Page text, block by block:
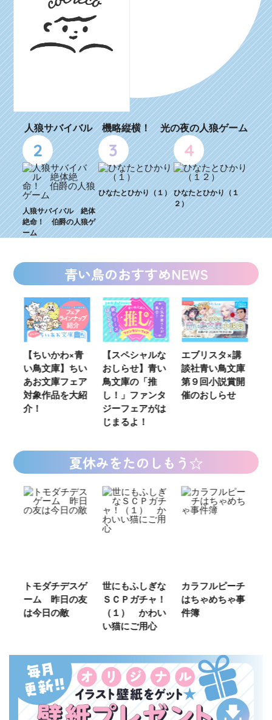
人狼サバイバル 機略縦横！ 光の夜の人狼ゲーム
2
人狼サバイバル 絶体
絶命！ 伯爵の人狼ゲ
ーム
3
ひなたとひかり（１）
4
ひなたとひかり（１
２）
青い鳥のおすすめNEWS
【ちいかわ×青
い鳥文庫】ちい
あお文庫フェア
対象作品を大紹
介！
【スペシャルな
おしらせ】青い
鳥文庫の「推
し！」ファンタ
ジーフェアがは
じまるよ！
エブリスタ×講
談社青い鳥文庫
第９回小説賞開
催のおしらせ
夏休みをたのしもう☆
トモダチデスゲ
ーム 昨日の友
は今日の敵
世にもふしぎな
ＳＣＰガチャ！
（１） かわい
い猫にご用心
カラフルピーチ
はちゃめちゃ事
件簿